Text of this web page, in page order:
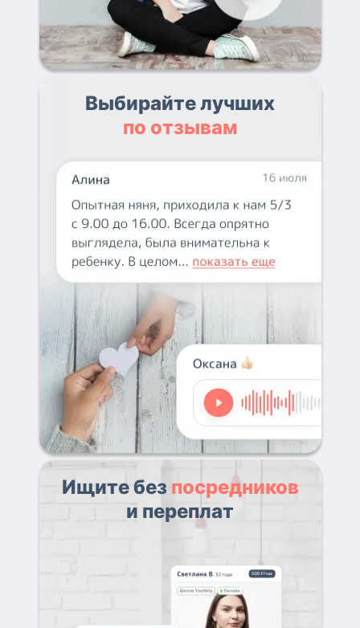
Выбирайте лучших
по отзывам
Ищите без посредников
и переплат